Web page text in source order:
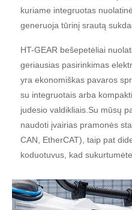
kuriame integruotas
generuoja tūrinį srautą
HT-GEAR bešepetėliai
geriausias pasirinkimas
yra ekonomiškas pavaros
su integruotais arba
judesio valdikliais.Su mūsų
naudoti įvairias pramonės
CAN, EtherCAT), taip pat
koduotuvus, kad